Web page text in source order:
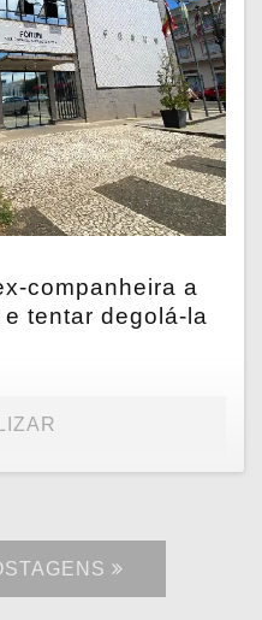
companheira a
tentar degolá-la